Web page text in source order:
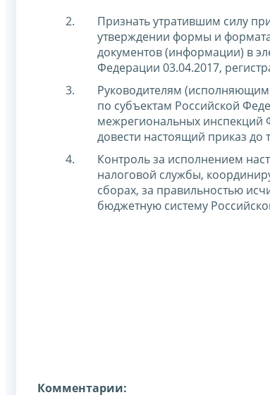
Признать утратившим силу
утверждении формы и
документов (информации) в
Федерации 03.04.2017,
Руководителям
по субъектам Российской
межрегиональных инспекций
довести настоящий приказ
Контроль за исполнением
налоговой службы,
сборах, за правильностью
бюджетную систему
Комментарии: